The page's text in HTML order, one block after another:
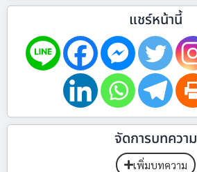
แชร์หน้านี้
จัดการบทความ
เพิ่มบทความ